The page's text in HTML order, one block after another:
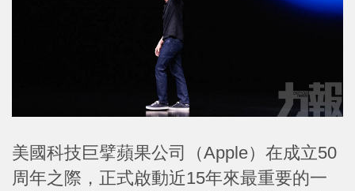
美國科技巨擘蘋果公司（Apple）在成立50
周年之際，正式啟動近15年來最重要的一